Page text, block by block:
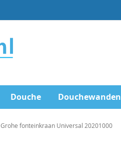
Douche Douchewanden
Grohe fonteinkraan Universal 20201000